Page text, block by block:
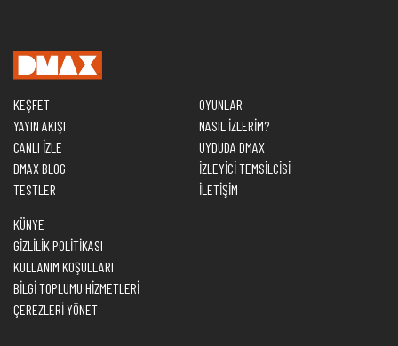
KEŞFET
YAYIN AKIŞI
CANLI İZLE
DMAX BLOG
TESTLER
OYUNLAR
NASIL İZLERİM?
UYDUDA DMAX
İZLEYİCİ TEMSİLCİSİ
İLETİŞİM
KÜNYE
GİZLİLİK POLİTİKASI
KULLANIM KOŞULLARI
BİLGİ TOPLUMU HİZMETLERİ
ÇEREZLERİ YÖNET